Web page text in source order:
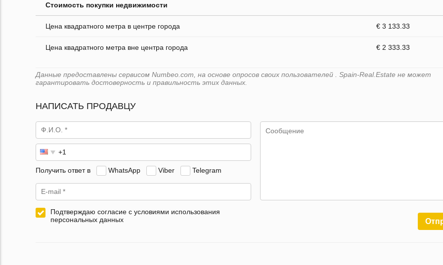
Стоимость покупки недвижимости
Цена квадратного метра в центре города € 3 133.33
Цена квадратного метра вне центра города € 2 333.33
Данные предоставлены сервисом Numbeo.com, на основе опросов своих пользователей . Spain-Real.Estate не может
гарантировать достоверность и правильность этих данных.
НАПИСАТЬ ПРОДАВЦУ
Получить ответ в WhatsApp Viber Telegram
Подтверждаю согласие с условиями использования
персональных данных